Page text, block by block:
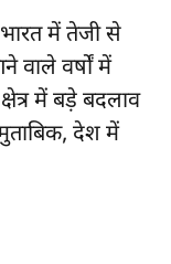
भारत में तेजी से
वाले वर्षों में
में बड़े बदलाव
देश में